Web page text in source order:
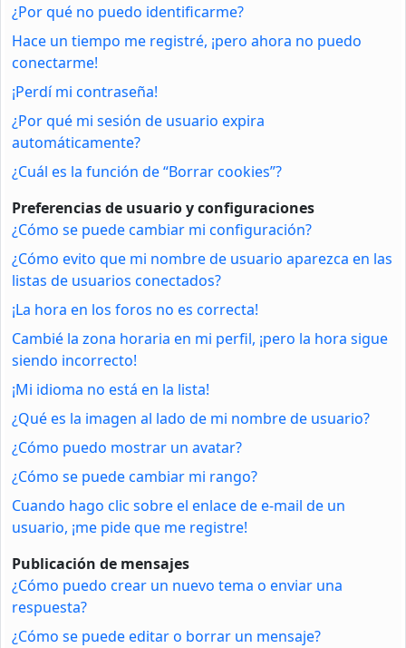
¿Por qué no puedo identificarme?
Hace un tiempo me registré, ¡pero ahora no puedo
conectarme!
¡Perdí mi contraseña!
¿Por qué mi sesión de usuario expira
automáticamente?
¿Cuál es la función de “Borrar cookies”?
Preferencias de usuario y configuraciones
¿Cómo se puede cambiar mi configuración?
¿Cómo evito que mi nombre de usuario aparezca en las
listas de usuarios conectados?
¡La hora en los foros no es correcta!
Cambié la zona horaria en mi perfil, ¡pero la hora sigue
siendo incorrecto!
¡Mi idioma no está en la lista!
¿Qué es la imagen al lado de mi nombre de usuario?
¿Cómo puedo mostrar un avatar?
¿Cómo se puede cambiar mi rango?
Cuando hago clic sobre el enlace de e-mail de un
usuario, ¡me pide que me registre!
Publicación de mensajes
¿Cómo puedo crear un nuevo tema o enviar una
respuesta?
¿Cómo se puede editar o borrar un mensaje?